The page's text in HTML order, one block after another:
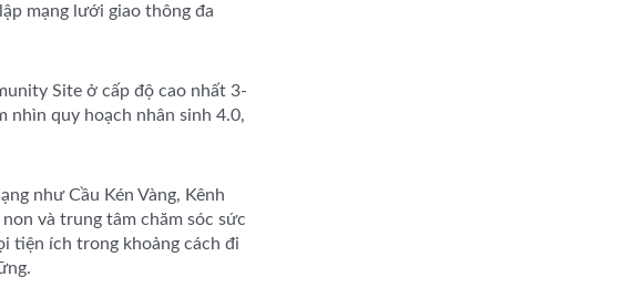
mạng lưới giao thông đa
Site ở cấp độ cao nhất 3-
nhìn quy hoạch nhân sinh 4.0,
như Cầu Kén Vàng, Kênh
và trung tâm chăm sóc sức
tiện ích trong khoảng cách đi